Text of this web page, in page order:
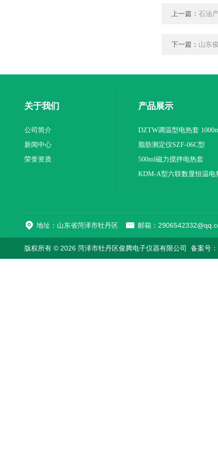
上一篇： 石油
下一篇： 山东
关于我们
公司简介
新闻中心
荣誉资质
产品展示
DZTW调温型电热套
联
脂肪测定仪SZF-06C型
500ml磁力搅拌电热套
KDM-A型六联数显恒温电
地址：山东省菏泽市牡丹区 邮箱：
版权所有 © 2026 菏泽市牡丹区俊腾电子仪器有限公司 备案号